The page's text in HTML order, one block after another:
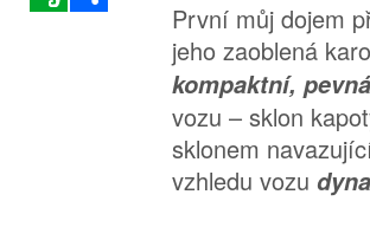
První můj dojem
jeho zaoblená
kompaktní,
vozu – sklon
sklonem
vzhledu vozu